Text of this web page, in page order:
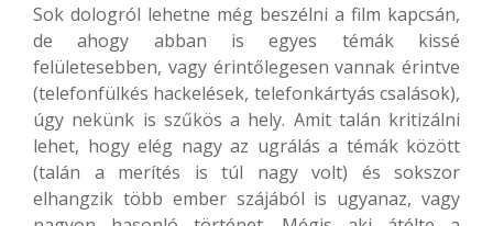
Sok dologról lehetne még beszélni a film kapcsán,
de ahogy abban is egyes témák kissé
felületesebben, vagy érintőlegesen vannak érintve
(telefonfülkés hackelések, telefonkártyás csalások),
úgy nekünk is szűkös a hely. Amit talán kritizálni
lehet, hogy elég nagy az ugrálás a témák között
(talán a merítés is túl nagy volt) és sokszor
elhangzik több ember szájából is ugyanaz, vagy